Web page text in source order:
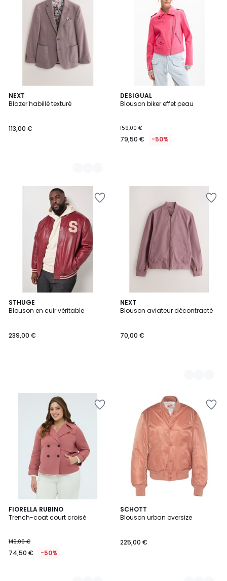
NEXT
Blazer habillé texturé
113,00 €
2
Couleurs
DESIGUAL
Blouson biker effet peau
159,00 €
79,50 € -50%
STHUGE
Blouson en cuir véritable
239,00 €
NEXT
Blouson aviateur décontracté
70,00 €
3
Couleurs
FIORELLA RUBINO
Trench-coat court croisé
149,00 €
74,50 € -50%
2
Couleurs
SCHOTT
Blouson urban oversize
225,00 €
5
Couleurs